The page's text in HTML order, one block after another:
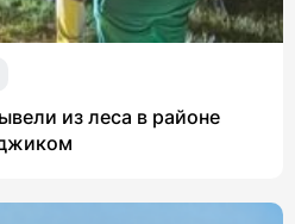
из леса в районе